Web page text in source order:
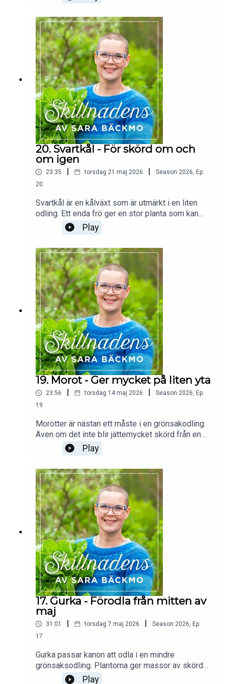
lång rad anledningar. Hör om varför du ska odla
sallat och hur du gör det. 1 juni startar Skillnadens
stora sommar-REA. Passa på då att handla
böcker i webbutiken med 20% rabatt!Av och med
Sara Bäckmo - Skillnadens Trädgård -
www.sarabackmo.se.
20. Svartkål - För skörd om och
om igen
23:35 torsdag 21 maj 2026 Season 2026, Ep.
20
Svartkål är en kålväxt som är utmärkt i en liten
odling. Ett enda frö ger en stor planta som kan
skörda blad för blad i många månader. Få tips om
hur du kan odla den hemma till din trädgård. Sådd i
maj-juni funkar fint!Av och med Sara Bäckmo -
www.sarabackmo.se.Tips från Skillnadens
webbutik på www.sarabackmo.se. Beställ en av
mina signerade trädgårdsböcker och få
inspiration till att odla ännu mer grönsaker! Här
ser du alla mina böcker:
https://sarabackmo.se/produkt-kategori/mina-
bocker/
Play
19. Morot - Ger mycket på liten yta
23:56 torsdag 14 maj 2026 Season 2026, Ep.
19
Morötter är nästan ett måste i en grönsakodling.
Även om det inte blir jättemycket skörd från en
liten plätt, tycker jag ändå att morot är värd att
odla. Välj tidiga och snabbväxande morötter och
odla smart i pallkragar eller hinkar. Hör tips från
Sara Bäckmo - Skillnadens Trädgård.Veckans tips
från webbutiken på www.sarabackmo.se är
snigelmedel Ferramol. Bekämpa sniglarna
effektivt genom att lägga ut snigelmedel i
trädgården. Köp Ferramol och läs om hur du
använder det här: https://sarabackmo.se/produkt-
kategori/odlingstillbehor/Av och med Sara
Bäckmo - Skillnadens Trädgård -
www.sarabackmo.se.
Play
17. Gurka - Förodla från mitten av
maj
31:01 torsdag 7 maj 2026 Season 2026, Ep.
17
Gurka passar kanon att odla i en mindre
grönsaksodling. Plantorna ger massor av skörd
och växer fram fler och fler gurkor ju mer du
Play